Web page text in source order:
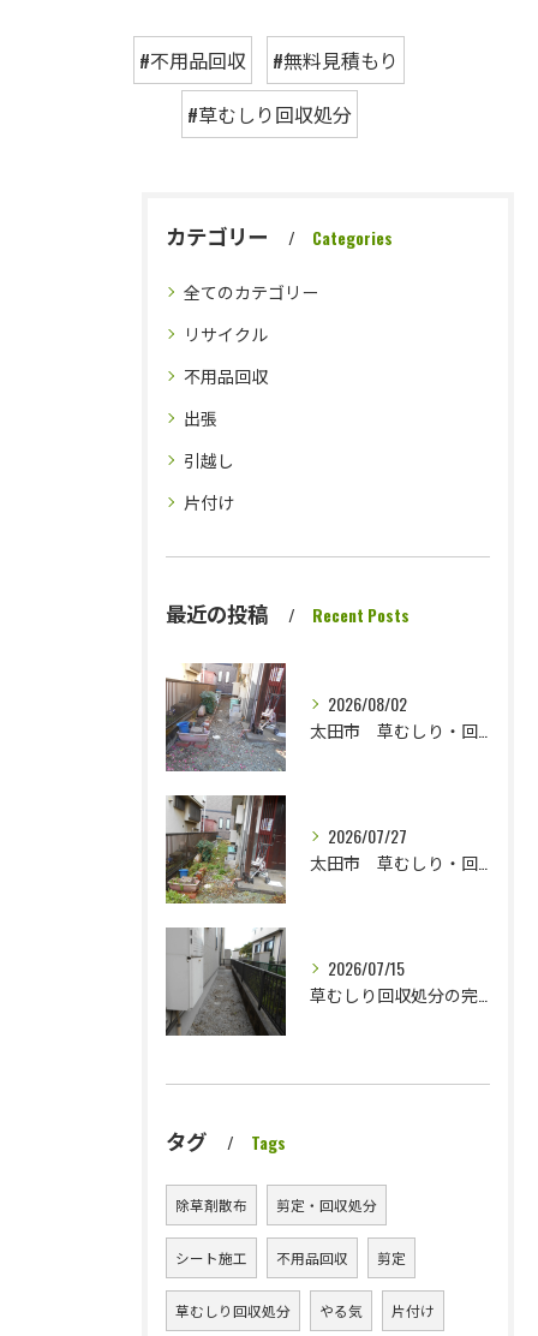
#不用品回収
#無料見積もり
#草むしり回収処分
カテゴリー Categories
全てのカテゴリー
リサイクル
不用品回収
出張
引越し
片付け
最近の投稿 Recent Posts
2026/08/02
2026/07/27
2026/07/15
タグ Tags
除草剤散布 剪定・回収処分
シート施工 不用品回収 剪定
草むしり回収処分 やる気 片付け